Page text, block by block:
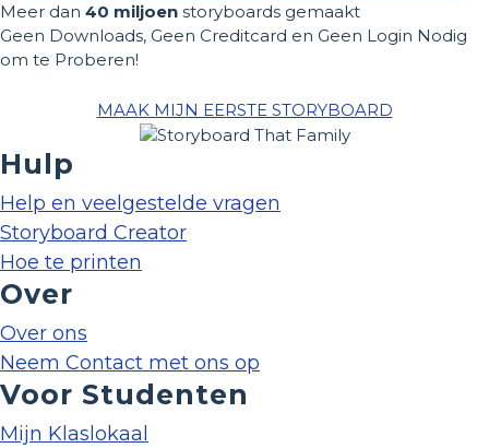
Meer dan 40 miljoen storyboards gemaakt
Geen Downloads, Geen Creditcard en Geen Login Nodig
om te Proberen!
MAAK MIJN EERSTE STORYBOARD
Hulp
Help en veelgestelde vragen
Storyboard Creator
Hoe te printen
Over
Over ons
Neem Contact met ons op
Voor Studenten
Mijn Klaslokaal